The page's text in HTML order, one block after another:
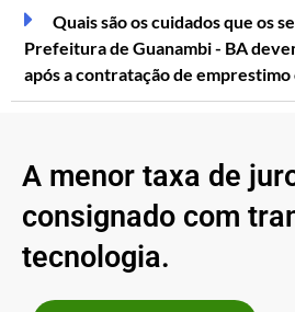
Quais são os cuidados que os
Prefeitura de Guanambi - BA
após a contratação de emprestimo
A menor taxa de
consignado com
tecnologia.